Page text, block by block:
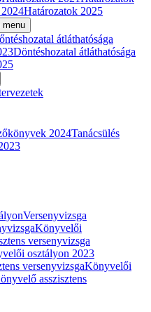
Határozatok 2025
átláthatósága
Döntéshozatal átláthatósága
2024Tanácsülés
Versenyvizsga
Könyvelői
versenyvizsga
osztályon 2023
versenyvizsgaKönyvelői
asszisztens